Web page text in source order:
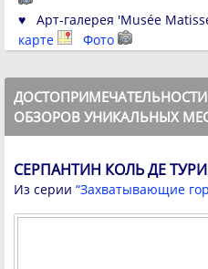
♥ Арт-галерея 'Musée
карте
Фото
ОБЗОРОВ УНИКАЛЬНЫХ
СЕРПАНТИН КОЛЬ ДЕ
Из серии “Захватывающие